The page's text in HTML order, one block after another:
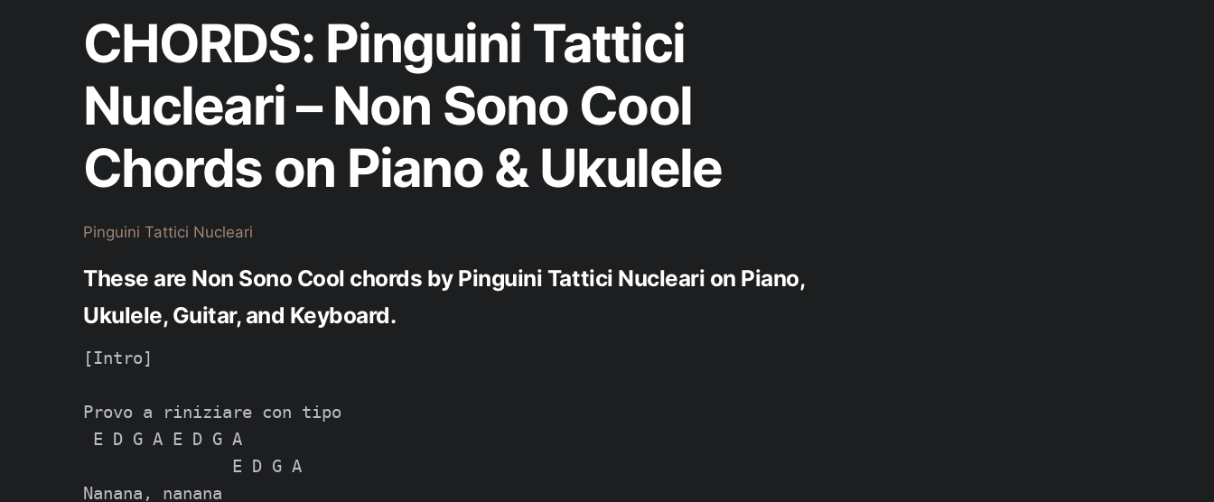
CHORDS: Pinguini Tattici
Nucleari – Non Sono Cool
Chords on Piano & Ukulele
Pinguini Tattici Nucleari
These are Non Sono Cool chords by Pinguini Tattici Nucleari on Piano,
Ukulele, Guitar, and Keyboard.
[Intro]
Provo a riniziare con tipo
E D G A E D G A
               E D G A
Nanana, nanana